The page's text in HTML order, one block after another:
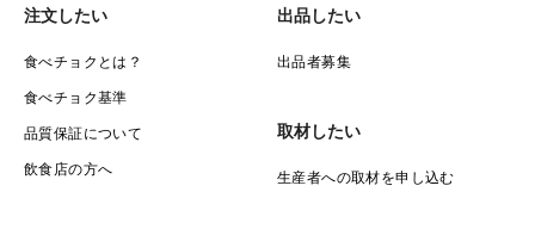
注文したい
食べチョクとは？
食べチョク基準
品質保証について
飲食店の方へ
出品したい
出品者募集
取材したい
生産者への取材を申し込む